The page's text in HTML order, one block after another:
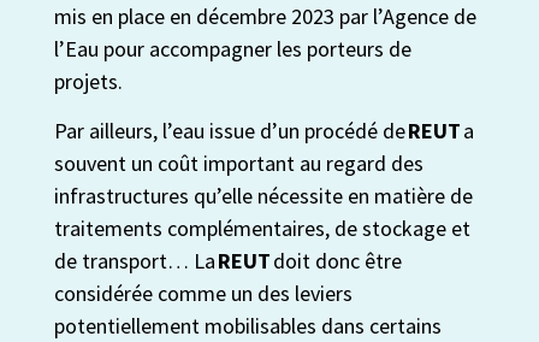
mis en place en décembre 2023 par l’Agence de
l’Eau pour accompagner les porteurs de
projets.
Par ailleurs, l’eau issue d’un procédé deREUTa
souvent un coût important au regard des
infrastructures qu’elle nécessite en matière de
traitements complémentaires, de stockage et
de transport… LaREUTdoit donc être
considérée comme un des leviers
potentiellement mobilisables dans certains